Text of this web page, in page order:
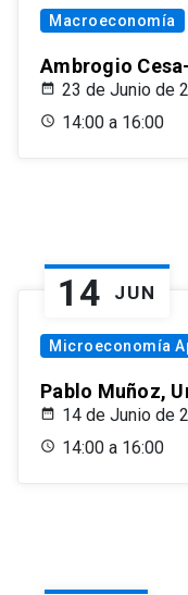
Macroeconomía
Ambrogio
23 de Junio de
14:00 a 16:00
14 JUN
Microeconomía
Pablo Muñoz,
14 de Junio de
14:00 a 16:00